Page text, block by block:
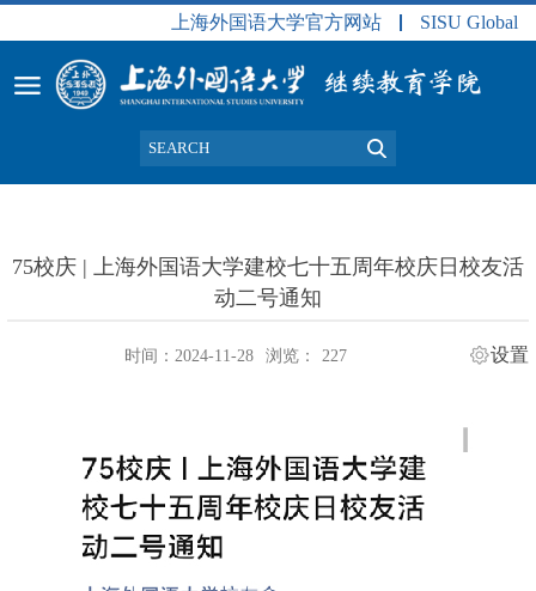
上海外国语大学官方网站 SISU Global
75校庆 | 上海外国语大学建校七十五周年校庆日校友活
动二号通知
时间：2024-11-28 浏览： 227 设置